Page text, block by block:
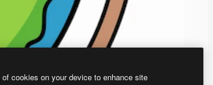
cookies on your device to enhance site